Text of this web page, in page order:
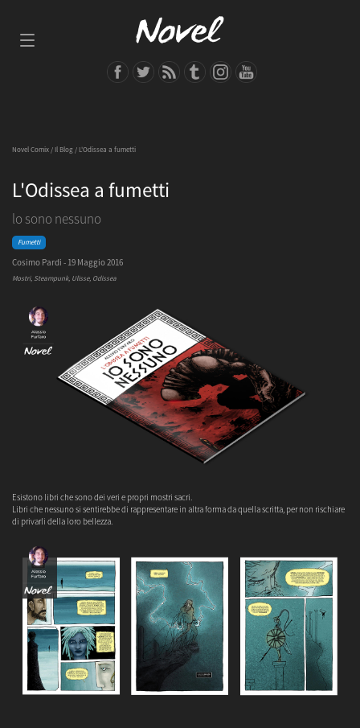
Novel Comix/Il Blog / L'Odissea a fumetti
L'Odissea a fumetti
lo sono nessuno
Fumetti
Cosimo Pardi - 19 Maggio 2016
Mostri, Steampunk, Ulisse, Odissea
Esistono libri che sono dei veri e propri mostri sacri.
Libri che nessuno si sentirebbe di rappresentare in altra forma da quella scritta, per non rischiare
di privarli della loro bellezza.